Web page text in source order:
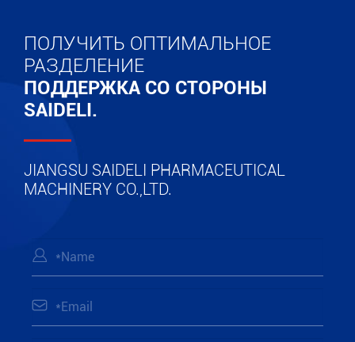
ПОЛУЧИТЬ ОПТИМАЛЬНОЕ
РАЗДЕЛЕНИЕ
ПОДДЕРЖКА СО СТОРОНЫ
SAIDELI.
JIANGSU SAIDELI PHARMACEUTICAL
MACHINERY CO.,LTD.

